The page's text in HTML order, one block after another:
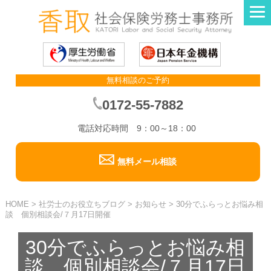
無料相談のご予約
0172-55-7882
電話対応時間 9：00～18：00
無料メール相談
HOME > 社労士のお役立ちブログ> お知らせ> 30分でふらっとお悩み相
談 個別相談会/７月17日開催
30分でふらっとお悩み相